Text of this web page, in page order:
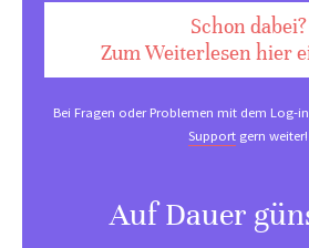
Schon dabei?
Zum Weiterlesen hier
Bei Fragen oder Problemen mit dem Log-
Support gern weiter!
Auf Dauer